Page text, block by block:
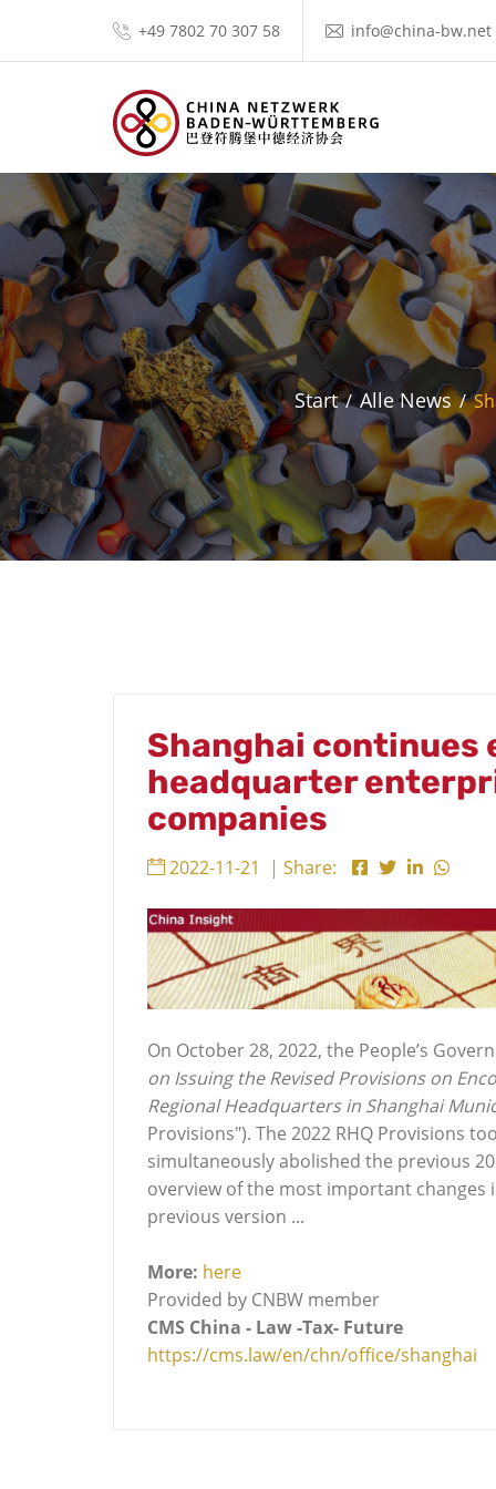
+49 7802 70 307 58 info@china-bw.net
Start Alle News
Shanghai continues
headquarter
companies
2022-11-21 | Share:
On October 28, 2022, the People’s
on Issuing the Revised Provisions on
Regional Headquarters in Shanghai
Provisions"). The 2022 RHQ Provisions
simultaneously abolished the previous
overview of the most important changes
previous version ...
More: here
Provided by CNBW member
CMS China - Law -Tax- Future
https://cms.law/en/chn/office/shanghai